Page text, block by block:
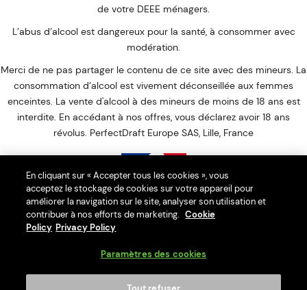
de votre DEEE ménagers.
L’abus d’alcool est dangereux pour la santé, à consommer avec
modération.
Merci de ne pas partager le contenu de ce site avec des mineurs. La
consommation d’alcool est vivement déconseillée aux femmes
enceintes. La vente d'alcool à des mineurs de moins de 18 ans est
interdite. En accédant à nos offres, vous déclarez avoir 18 ans
révolus. PerfectDraft Europe SAS, Lille, France
Interdiction de vente de boissons alcooliques aux mineurs de
moins de 18 ans
La preuve de majorité de l'acheteur est exigée au moment de la
CODE DE LA SANTÉ PUBLIQUE : ART. L. 3342-1. L. 3342-3
En cliquant sur « Accepter tous les cookies », vous
acceptez le stockage de cookies sur votre appareil pour
améliorer la navigation sur le site, analyser son utilisation et
contribuer à nos efforts de marketing. Cookie
Policy Privacy Policy
Paramètres des cookies